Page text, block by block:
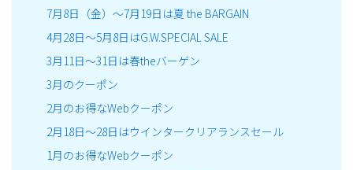
7月8日（金）～7月19日は夏 the BARGAIN
4月28日～5月8日はG.W.SPECIAL SALE
3月11日～31日は春theバーゲン
3月のクーポン
2月のお得なWebクーポン
2月18日～28日はウインタークリアランスセール
1月のお得なWebクーポン